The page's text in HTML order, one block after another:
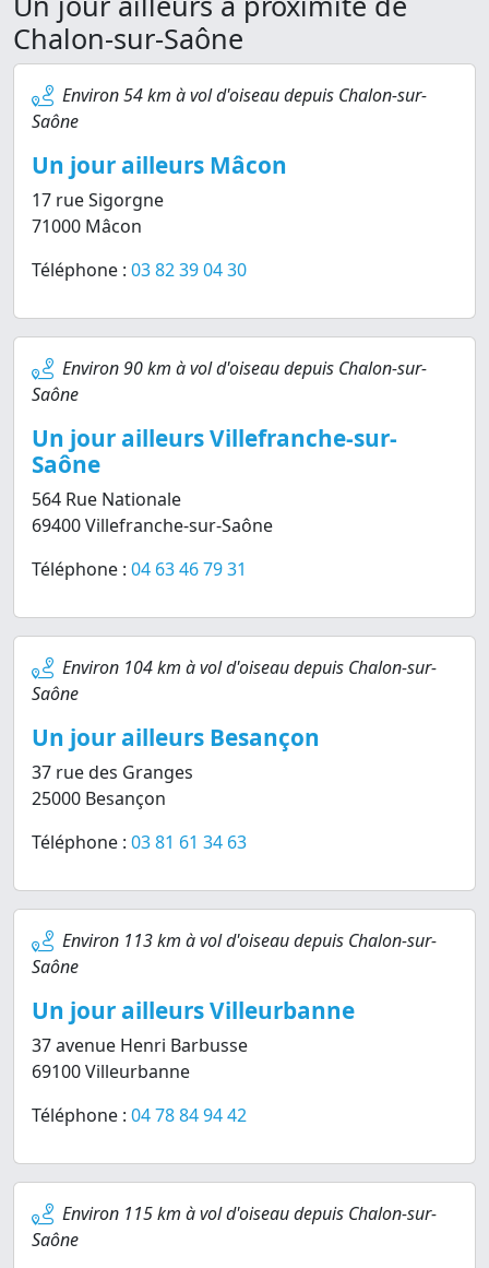
Chalon-sur-Saône
Environ 54 km à vol d'oiseau depuis Chalon-sur-
Saône
Un jour ailleurs Mâcon
17 rue Sigorgne
71000 Mâcon
Téléphone : 03 82 39 04 30
Environ 90 km à vol d'oiseau depuis Chalon-sur-
Saône
Un jour ailleurs Villefranche-sur-
Saône
564 Rue Nationale
69400 Villefranche-sur-Saône
Téléphone : 04 63 46 79 31
Environ 104 km à vol d'oiseau depuis Chalon-sur-
Saône
Un jour ailleurs Besançon
37 rue des Granges
25000 Besançon
Téléphone : 03 81 61 34 63
Environ 113 km à vol d'oiseau depuis Chalon-sur-
Saône
Un jour ailleurs Villeurbanne
37 avenue Henri Barbusse
69100 Villeurbanne
Téléphone : 04 78 84 94 42
Environ 115 km à vol d'oiseau depuis Chalon-sur-
Saône